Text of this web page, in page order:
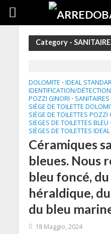
Category -
DOLOMITE • IDEAL
IDENTIFICATION/
POZZI GINORI • SANITAIRES
SIÈGE DE TOILETTE
SIÈGE DE TOILETTES POZZI
SIEGES DE TOILETTES BLEU •
SIÈGES DE TOILETTES
Céramiques
bleues. Nous
bleu foncé,
héraldique,
du bleu
18 Maggio, 2024